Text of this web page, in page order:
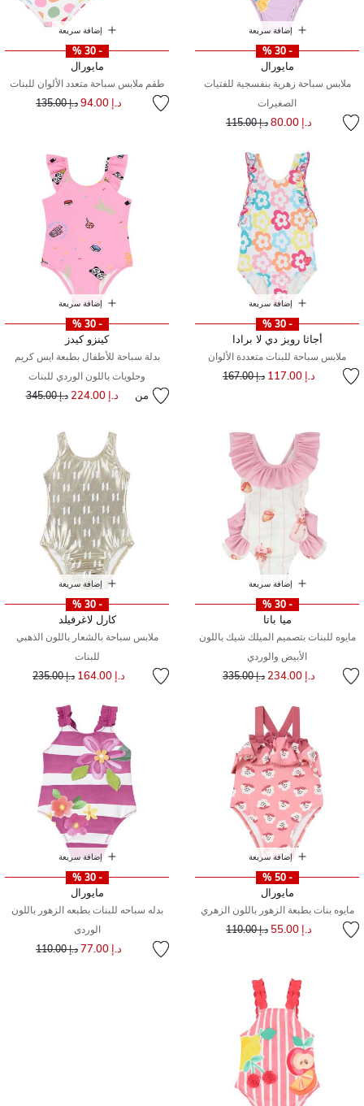
إضافة سريعة
- 30 %
مايورال
ملابس سباحة زهرية بنفسجية للفتيات
الصغيرات
د.إ 80.00 سعر مخفض مند.إ 115.00
إضافة سريعة
- 30 %
مايورال
طقم ملابس سباحة متعدد الألوان للبنات
د.إ 94.00 سعر مخفض من
د.إ 135.00 إلى
إضافة سريعة
- 30 %
أجاثا رويز دي لا برادا
ملابس سباحة للبنات متعددة الألوان
د.إ 117.00 سعر مخفض مند.إ 167.00
إضافة سريعة
- 30 %
كينزو كيدز
بدلة سباحة للأطفال بطبعة ايس كريم
وحلويات باللون الوردي للبنات
من د.إ 224.00 سعر مخفض من
د.إ 345.00 إلى
إضافة سريعة
- 30 %
ميا باتا
مايوه للبنات بتصميم الميلك شيك باللون
الأبيض والوردي
د.إ 234.00 سعر مخفض مند.إ 335.00
إضافة سريعة
- 30 %
كارل لاغرفيلد
ملابس سباحة بالشعار باللون الذهبي
للبنات
د.إ 164.00 سعر مخفض من
د.إ 235.00 إلى
إضافة سريعة
- 50 %
مايورال
مايوه بنات بطبعة الزهور باللون الزهري
د.إ 55.00 سعر مخفض مند.إ 110.00
إضافة سريعة
- 30 %
مايورال
بدله سباحه للبنات بطبعه الزهور باللون
الوردى
د.إ 77.00 سعر مخفض من
د.إ 110.00 إلى